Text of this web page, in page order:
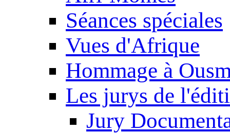
Séances spéciales
Vues d'Afrique
Hommage à
Les jurys de
Jury